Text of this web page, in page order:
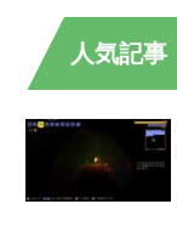
人気記事